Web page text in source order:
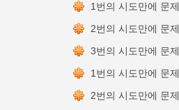
1번의 시도만에 문제
2번의 시도만에 문제
3번의 시도만에 문제
1번의 시도만에 문제
2번의 시도만에 문제